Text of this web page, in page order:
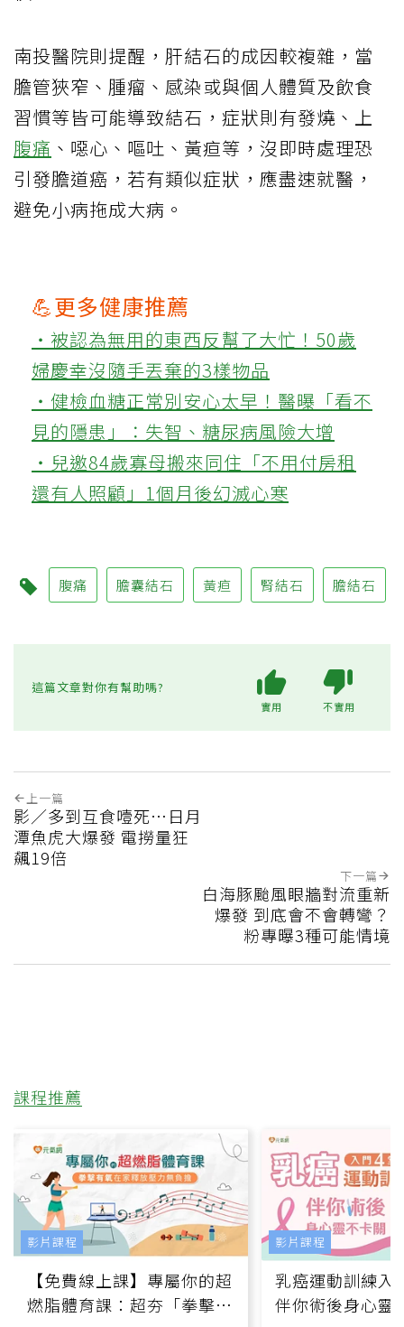
南投醫院則提醒，肝結石的成因較複雜，當
膽管狹窄、腫瘤、感染或與個人體質及飲食
習慣等皆可能導致結石，症狀則有發燒、上
腹痛 、噁心、嘔吐、黃疸等，沒即時處理恐
引發膽道癌，若有類似症狀，應盡速就醫，
避免小病拖成大病。
💪更多健康推薦
‧被認為無用的東西反幫了大忙！50歲
婦慶幸沒隨手丟棄的3樣物品
‧健檢血糖正常別安心太早！醫曝「看不
見的隱患」：失智、糖尿病風險大增
‧兒邀84歲寡母搬來同住「不用付房租
還有人照顧」1個月後幻滅心寒
腹痛 膽囊結石 黃疸 腎結石 膽結石
這篇文章對你有幫助嗎?
實用 不實用
上一篇
影／多到互食噎死…日月
潭魚虎大爆發 電撈量狂
飆19倍
下一篇
白海豚颱風眼牆對流重新
爆發 到底會不會轉彎？
粉專曝3種可能情境
課程推薦
【免費線上課】專屬你的超
燃脂體育課：超夯「拳擊有
影片課程
乳癌運動訓練入
伴你術後身心靈
影片課程